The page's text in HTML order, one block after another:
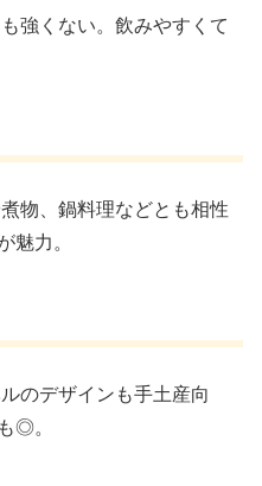
強くない。飲みやすくて
物、鍋料理などとも相性
魅力。
のデザインも手土産向
◎。